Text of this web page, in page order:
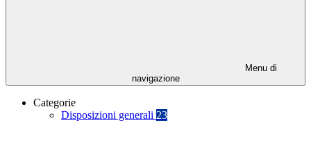
Menu di
navigazione
Categorie
Disposizioni generali 23